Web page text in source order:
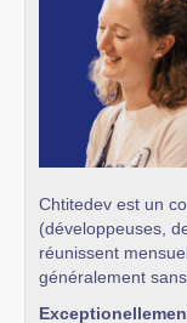
Chtitedev est un
(développeuses,
réunissent
généralement